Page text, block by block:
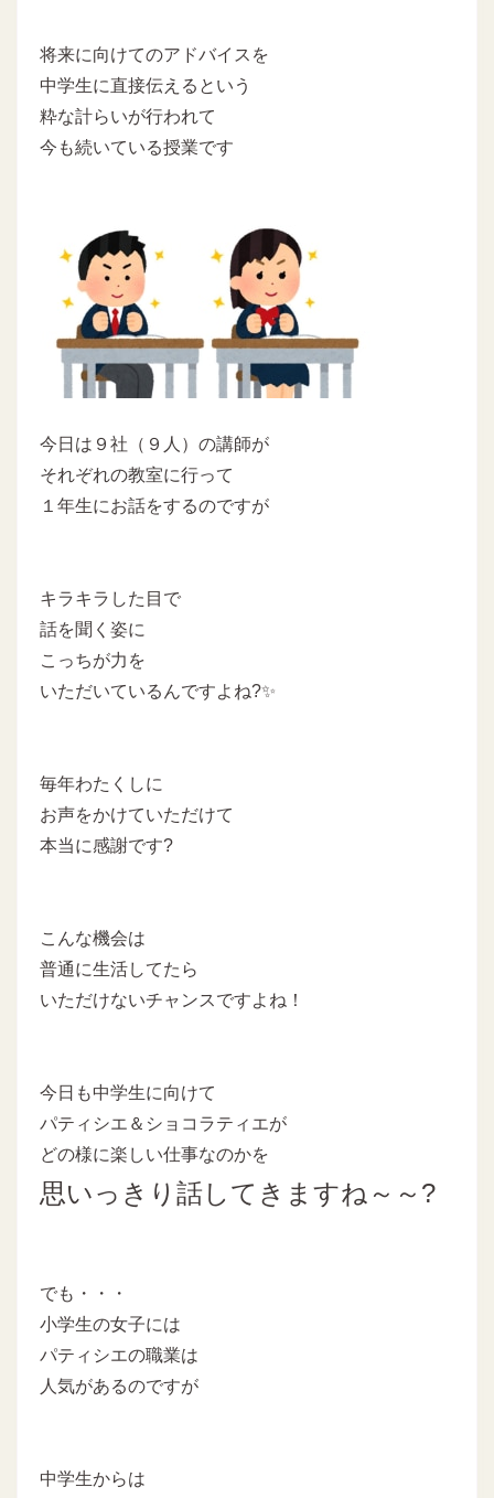
将来に向けてのアドバイスを
中学生に直接伝えるという
粋な計らいが行われて
今も続いている授業です
今日は９社（９人）の講師が
それぞれの教室に行って
１年生にお話をするのですが
キラキラした目で
話を聞く姿に
こっちが力を
いただいているんですよね?✨
毎年わたくしに
お声をかけていただけて
本当に感謝です?
こんな機会は
普通に生活してたら
いただけないチャンスですよね！
今日も中学生に向けて
パティシエ＆ショコラティエが
どの様に楽しい仕事なのかを
思いっきり話してきますね～～?
でも・・・
小学生の女子には
パティシエの職業は
人気があるのですが
中学生からは